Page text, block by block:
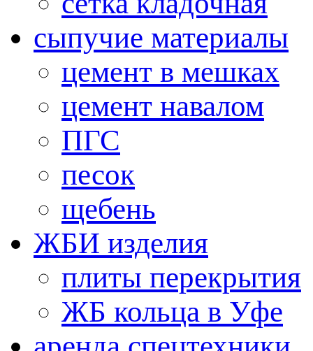
сыпучие материалы
цемент в мешках
цемент навалом
ПГС
песок
щебень
ЖБИ изделия
плиты перекрытия
ЖБ кольца в Уфе